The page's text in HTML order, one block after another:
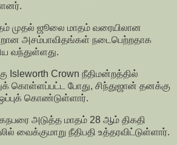
முதல் ஜூலை மாதம் வரையிலான
அசம்பாவிதங்கள் நடைபெற்றதாக
வந்துள்ளது.
Isleworth Crown நீதிமன்றத்தில்
கொள்ளப்பட்ட போது, சிந்துஜான் தனக்கு
கொண்டுள்ளார்.
அடுத்த மாதம் 28 ஆம் திகதி
வைக்குமாறு நீதிபதி உத்தரவிட்டுள்ளார்.